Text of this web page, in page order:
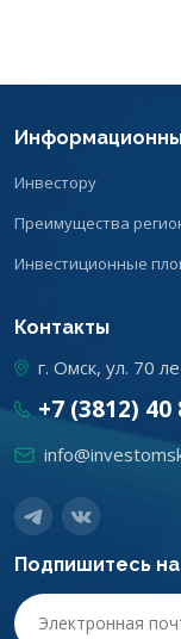
Инвестору
Преимущества
Инвестиционные
Контакты
г. Омск, ул. 70
+7 (3812) 40
Подпишитесь